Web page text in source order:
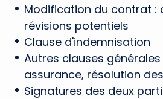
Modification du contrat :
révisions potentiels
Clause d'indemnisation
Autres clauses
assurance, résolution
Signatures des deux